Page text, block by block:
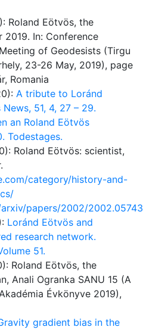
Roland Eötvös, the
2019. In: Conference
of Geodesists (Tirgu
23-26 May, 2019), page
Romania
A tribute to Loránd
51, 4, 27 – 29.
an Roland Eötvös
Todestages.
Roland Eötvös: scientist,
category/history-and-
papers/2002/
Loránd Eötvös and
research network.
51.
Roland Eötvös, the
Anali Ogranka SANU 15 (A
Évkönyve 2019),
gradient bias in the